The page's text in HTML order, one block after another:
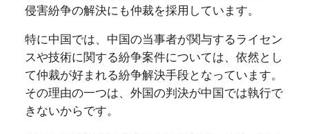
侵害紛争の解決にも仲裁を採用しています。
特に中国では、中国の当事者が関与するライセン
スや技術に関する紛争案件については、依然とし
て仲裁が好まれる紛争解決手段となっています。
その理由の一つは、外国の判決が中国では執行で
きないからです。